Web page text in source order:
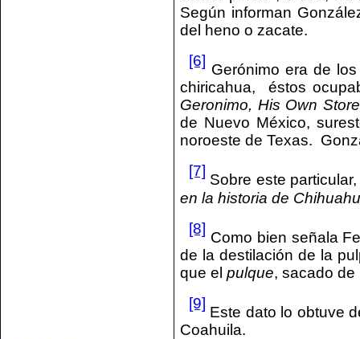
Según informan
del heno o zacate.
[6]
Gerónimo era de
chiricahua, éstos
Geronimo, His Own Store
de Nuevo México,
noroeste de Texas.
[7]
Sobre este
en la historia de
[8]
Como bien señala
de la destilación de la
que el pulque, sacado de
[9]
Este dato lo obtuve
Coahuila.